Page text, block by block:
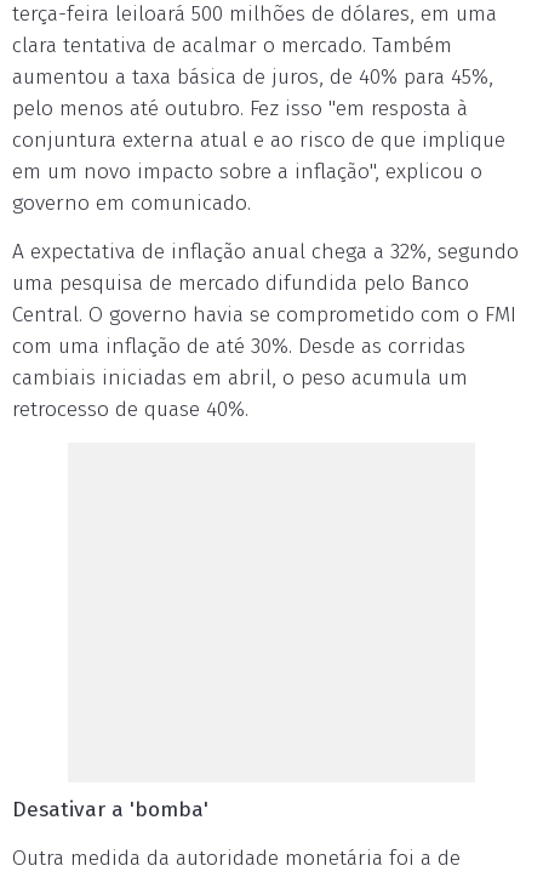
terça-feira leiloará 500 milhões de dólares, em uma
clara tentativa de acalmar o mercado. Também
aumentou a taxa básica de juros, de 40% para 45%,
pelo menos até outubro. Fez isso "em resposta à
conjuntura externa atual e ao risco de que implique
em um novo impacto sobre a inflação", explicou o
governo em comunicado.
A expectativa de inflação anual chega a 32%, segundo
uma pesquisa de mercado difundida pelo Banco
Central. O governo havia se comprometido com o FMI
com uma inflação de até 30%. Desde as corridas
cambiais iniciadas em abril, o peso acumula um
retrocesso de quase 40%.
Desativar a 'bomba'
Outra medida da autoridade monetária foi a de